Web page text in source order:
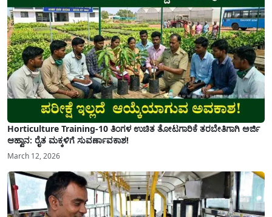
Horticulture Training-10 ತಿಂಗಳ ಉಚಿತ ತೋಟಗಾರಿಕೆ ತರಬೇತಿಗಾಗಿ ಅರ್ಜಿ
ಆಹ್ವಾನ: ರೈತ ಮಕ್ಕಳಿಗೆ ಸುವರ್ಣಾವಕಾಶ!
March 12, 2026